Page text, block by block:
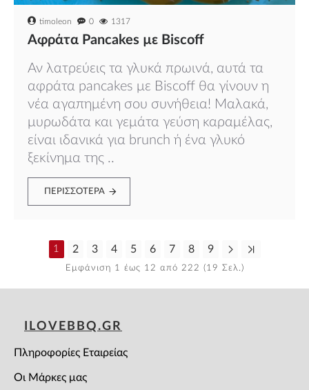
timoleon 0 1317
Αφράτα Pancakes µε Biscoff
Αν λατρεύεις τα γλυκά πρωινά, αυτά τα
αφράτα pancakes με Biscoff θα γίνουν η
νέα αγαπημένη σου συνήθεια! Μαλακά,
μυρωδάτα και γεμάτα γεύση καραμέλας,
είναι ιδανικά για brunch ή ένα γλυκό
ξεκίνημα της ..
ΠΕΡΙΣΣΌΤΕΡΑ
1 2 3 4 5 6 7 8 9
Εμφάνιση 1 έως 12 από 222 (19 Σελ.)
ILOVEBBQ.GR
Πληροφορίες Εταιρείας
Οι Μάρκες μας